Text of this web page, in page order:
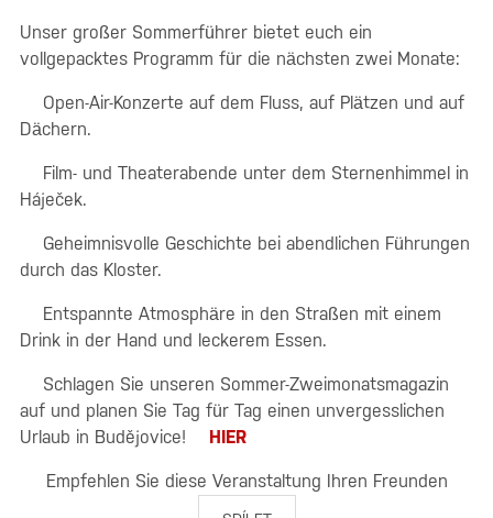
Unser großer Sommerführer bietet euch ein
vollgepacktes Programm für die nächsten zwei Monate:
Open-Air-Konzerte auf dem Fluss, auf Plätzen und auf
Dächern.
Film- und Theaterabende unter dem Sternenhimmel in
Háječek.
Geheimnisvolle Geschichte bei abendlichen Führungen
durch das Kloster.
Entspannte Atmosphäre in den Straßen mit einem
Drink in der Hand und leckerem Essen.
Schlagen Sie unseren Sommer-Zweimonatsmagazin
auf und planen Sie Tag für Tag einen unvergesslichen
Urlaub in Budějovice!
HIER
Empfehlen Sie diese Veranstaltung Ihren Freunden